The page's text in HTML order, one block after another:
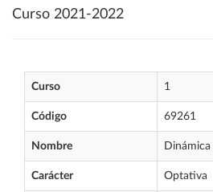
Curso 2021-2022
Curso 1
Código 69261
Nombre
Carácter Optativa